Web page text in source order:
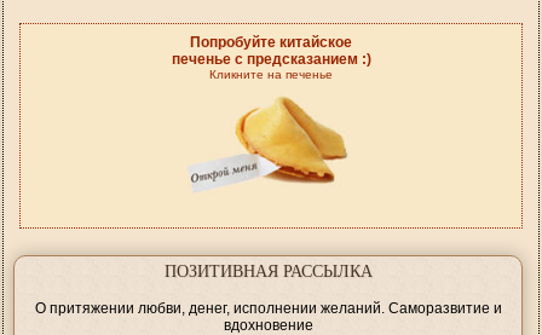
Попробуйте китайское
печенье с предсказанием :)
Кликните на печенье
ПОЗИТИВНАЯ РАССЫЛКА
О притяжении любви, денег, исполнении желаний. Саморазвитие и
вдохновение